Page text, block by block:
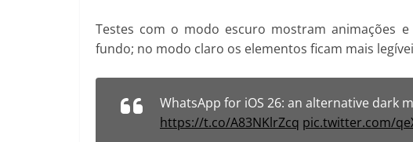
Testes com o modo escuro mostram animações
fundo; no modo claro os elementos ficam mais
WhatsApp for iOS 26: an alternative dark
https://t.co/A83NKlrZcq pic.twitter.com/